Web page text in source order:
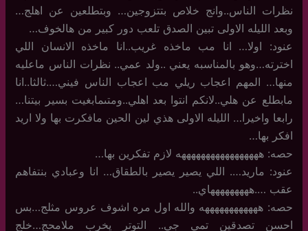
نظرات الناس..وانج خلاص بتتزوجين… وبتطلعين عن اهلج…
وبعد الليله الاولى تبين الصدق تلعب دور كبير من هالخوف…
عنود: اولا… انا مب ماخذه غريب..انا ماخذه الانسان اللي
اخترته…وهو بالمناسبه يعني ..ولد عمي.. نظرات الناس ماعليه
منها… المهم اعجاب ريلي مب اعجاب الناس فيني….ثالثا..انا
مابطلع عن هلي..لانكم انتوا بعد اهلي..ومتىمابغيت بسير بيتنا…
رابعا واخيرا… الليله الاولى هذي لين الحين مافكرت بها ولا اريد
افكر بها…
حصه: هههههههههههههههههه لازم تفكرين بها…
عنود: ماريد…. اللي يصير يصير بالطقاق… انا وعبادي بنتفاهم
عقب ….هههههههههاي..
حصه: ههههههههههههه والله اول مره اشوف عروس مثلج…بس
احسن تصدقين تمي جي.. التوتر يخرب ملامحج…خلج